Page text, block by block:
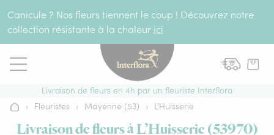
Canicule ? Nos fleurs tiennent le coup ! Découvrez notre
collection résistante à la chaleur ici
Livraison de fleurs en 4h par un fleuriste Interflora
Accueil
› Fleuristes › Mayenne (53) › L’Huisserie
Livraison de fleurs à L’Huisserie (53970)